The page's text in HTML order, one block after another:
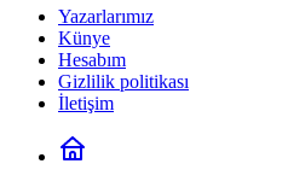
Yazarlarımız
Künye
Hesabım
Gizlilik politikası
İletişim